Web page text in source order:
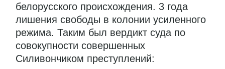
белорусского происхождения. 3 года
лишения свободы в колонии усиленного
режима. Таким был вердикт суда по
совокупности совершенных
Силивончиком преступлений: